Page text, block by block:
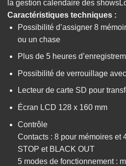
la gestion calendaire des
Caractéristiques techniques :
Possibilité d’assigner 8
ou un chase
Plus de 5 heures
Possibilité de verrouillage
Lecteur de carte SD pour
Écran LCD 128 x 160 mm
Contrôle
Contacts : 8 pour mémoires et
STOP et BLACK OUT
5 modes de fonctionnement :